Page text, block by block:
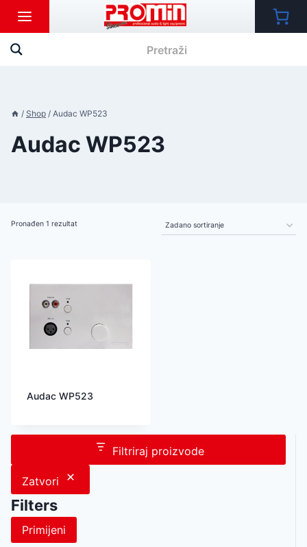
content
/ Shop / Audac WP523
Audac WP523
Pronađen 1 rezultat
Audac WP523
Filtriraj proizvode
Zatvori
Filters
Primijeni